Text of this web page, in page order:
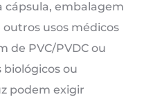
cápsula, embalagem
usos médicos
de PVC/PVDC ou
ou
podem exigir